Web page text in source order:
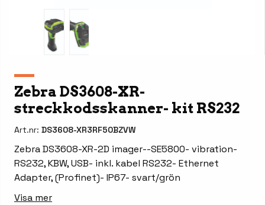
Zebra DS3608-XR-
streckkodsskanner- kit RS232
Art.nr: DS3608-XR3RF50BZVW
Zebra DS3608-XR-2D imager--SE5800- vibration-
RS232, KBW, USB- inkl. kabel RS232- Ethernet
Adapter, (Profinet)- IP67- svart/grön
Visa mer